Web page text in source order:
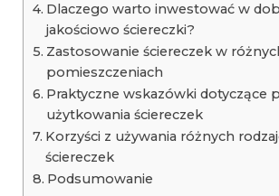
Dlaczego warto inwestować w
jakościowo ściereczki?
Zastosowanie ściereczek w
pomieszczeniach
Praktyczne wskazówki dotyczące
użytkowania ściereczek
Korzyści z używania różnych
ściereczek
Podsumowanie